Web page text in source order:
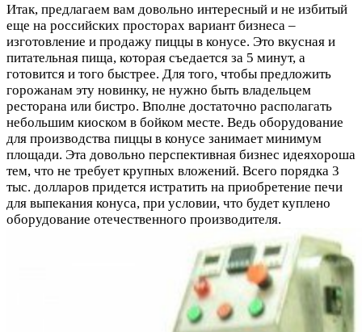
Итак, предлагаем вам довольно интересный и не избитый
еще на российских просторах вариант бизнеса –
изготовление и продажу пиццы в конусе. Это вкусная и
питательная пища, которая съедается за 5 минут, а
готовится и того быстрее. Для того, чтобы предложить
горожанам эту новинку, не нужно быть владельцем
ресторана или бистро. Вполне достаточно располагать
небольшим киоском в бойком месте. Ведь оборудование
для производства пиццы в конусе занимает минимум
площади. Эта довольно перспективная бизнес идеяхороша
тем, что не требует крупных вложений. Всего порядка 3
тыс. долларов придется истратить на приобретение печи
для выпекания конуса, при условии, что будет куплено
оборудование отечественного производителя.